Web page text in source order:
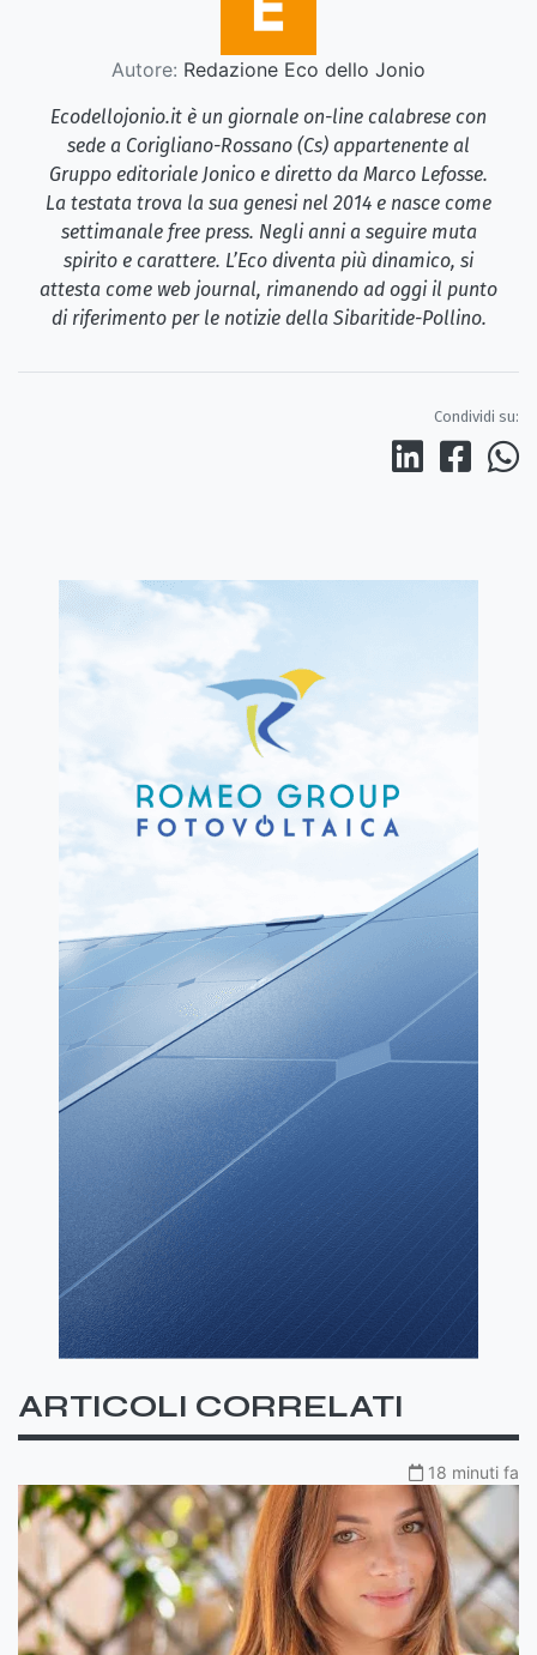
Autore: Redazione Eco dello Jonio
Ecodellojonio.it è un giornale on-line calabrese con
sede a Corigliano-Rossano (Cs) appartenente al
Gruppo editoriale Jonico e diretto da Marco Lefosse.
La testata trova la sua genesi nel 2014 e nasce come
settimanale free press. Negli anni a seguire muta
spirito e carattere. L’Eco diventa più dinamico, si
attesta come web journal, rimanendo ad oggi il punto
di riferimento per le notizie della Sibaritide-Pollino.
Condividi su:
ARTICOLI CORRELATI
18 minuti fa